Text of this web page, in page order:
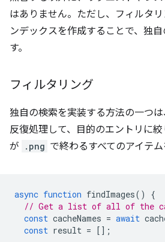
はありません。ただし、フィルタ
ンデックスを作成することで、独
す。
フィルタリング
独自の検索を実装する方法の一つ
反復処理して、目的のエントリに絞
が
.png で終わるすべてのアイテム
async function findImages()
{
// Get a list of all of the
const cacheNames = await
const result = [];